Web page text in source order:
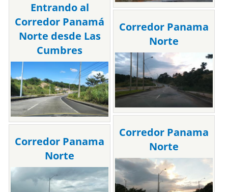
Entrando al
Corredor Panamá
Norte desde Las
Cumbres
Corredor Panama
Norte
Corredor Panama
Norte
Corredor Panama
Norte